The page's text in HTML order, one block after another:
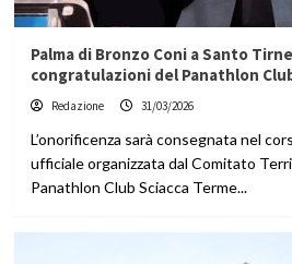
Palma di Bronzo Coni a Santo
congratulazioni del Panathlon
Redazione 31/03/2026
L’onorificenza sarà consegnata nel
ufficiale organizzata dal Comitato
Panathlon Club Sciacca Terme...